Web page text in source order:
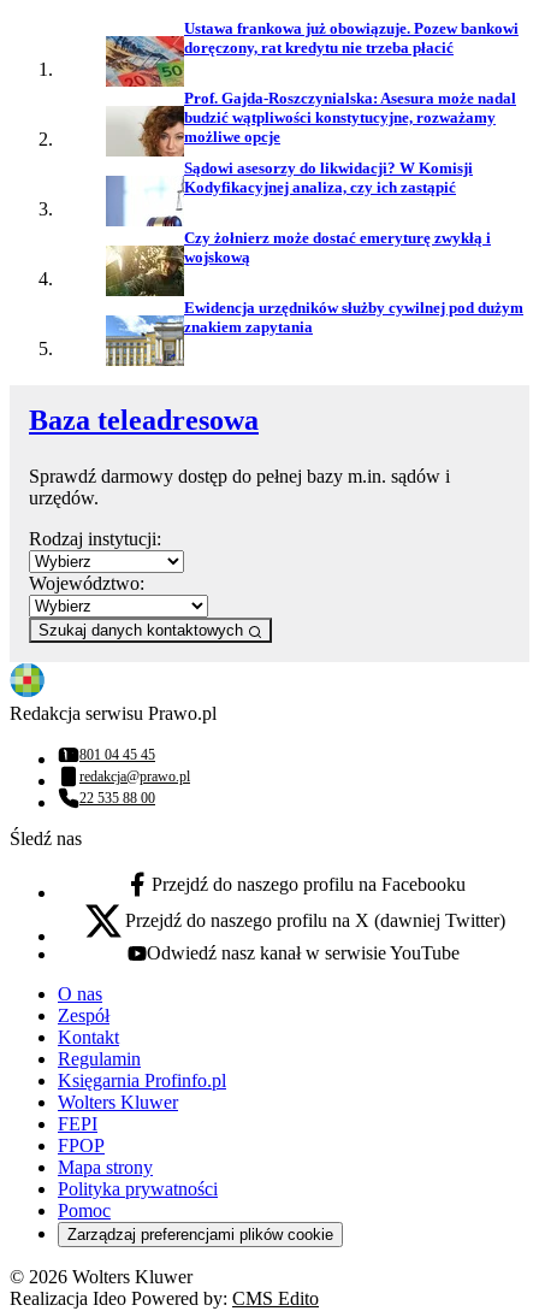
Ustawa frankowa już obowiązuje. Pozew bankowi
doręczony, rat kredytu nie trzeba płacić
Prof. Gajda-Roszczynialska: Asesura może nadal
budzić wątpliwości konstytucyjne, rozważamy
możliwe opcje
Sądowi asesorzy do likwidacji? W Komisji
Kodyfikacyjnej analiza, czy ich zastąpić
Czy żołnierz może dostać emeryturę zwykłą i
wojskową
Ewidencja urzędników służby cywilnej pod dużym
znakiem zapytania
Baza teleadresowa
Sprawdź darmowy dostęp do pełnej bazy m.in. sądów i
urzędów.
Rodzaj instytucji:
Województwo:
Szukaj danych kontaktowych
Redakcja serwisu Prawo.pl
Numer telefonu:
801 04 45 45
Adres email:
redakcja@prawo.pl
Numer telefonu:
22 535 88 00
Śledź nas
facebook - otwiera się w nowej karcie
Przejdź do naszego profilu na Facebooku
x - otwiera się w nowej karcie
Przejdź do naszego profilu na X (dawniej Twitter)
youtube - otwiera się w nowej karcie
Odwiedź nasz kanał w serwisie YouTube
O nas
Zespół
Kontakt
Regulamin
Księgarnia Profinfo.pl
Wolters Kluwer
FEPI
FPOP
Mapa strony
Polityka prywatności
Pomoc
Zarządzaj preferencjami plików cookie
© 2026 Wolters Kluwer
Realizacja Ideo Powered by: CMS Edito